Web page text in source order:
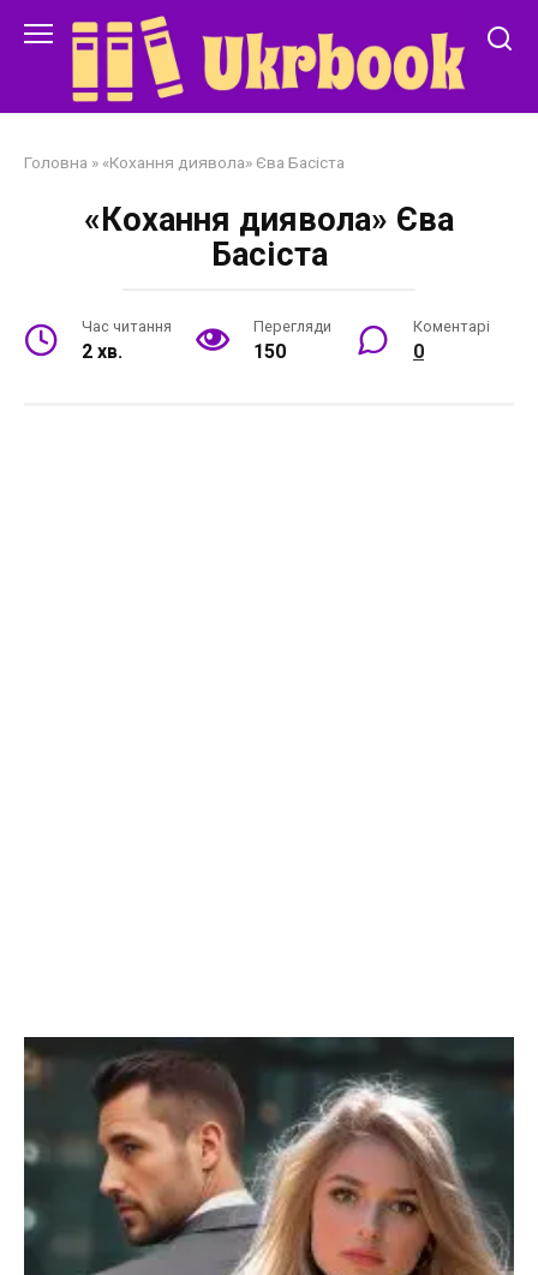
Головна » «Кохання диявола» Єва Басіста
«Кохання диявола» Єва
Басіста
Час читання
2 хв.
Перегляди
150
Коментарі
0